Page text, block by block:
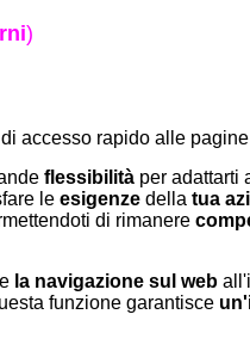
)
accesso rapido alle
flessibilità per adattarti
le esigenze della tua
di rimanere
la navigazione sul web
funzione garantisce